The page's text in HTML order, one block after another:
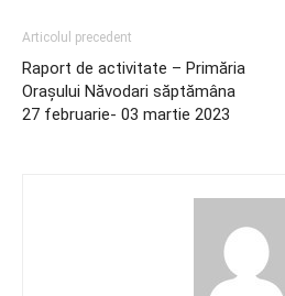
Articolul precedent
Raport de activitate – Primăria
Orașului Năvodari săptămâna
27 februarie- 03 martie 2023